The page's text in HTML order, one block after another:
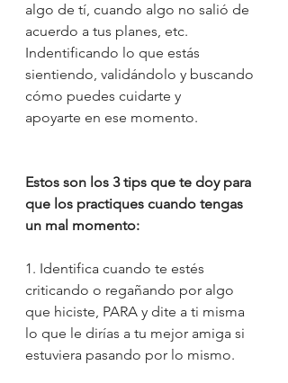
algo de tí, cuando algo no salió de
acuerdo a tus planes, etc.
Indentificando lo que estás
sientiendo, validándolo y buscando
cómo puedes cuidarte y
apoyarte en ese momento.
Estos son los 3 tips que te doy para
que los practiques cuando tengas
un mal momento:
1. Identifica cuando te estés
criticando o regañando por algo
que hiciste, PARA y dite a ti misma
lo que le dirías a tu mejor amiga si
estuviera pasando por lo mismo.